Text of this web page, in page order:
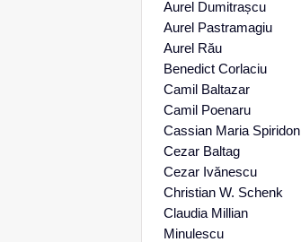
Aurel Dumitrașcu
Aurel Pastramagiu
Aurel Rău
Benedict Corlaciu
Camil Baltazar
Camil Poenaru
Cassian Maria Spiridon
Cezar Baltag
Cezar Ivănescu
Christian W. Schenk
Claudia Millian
Minulescu